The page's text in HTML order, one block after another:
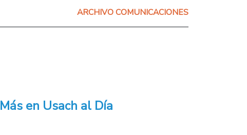
ARCHIVO COMUNICACIONES
Más en Usach al Día